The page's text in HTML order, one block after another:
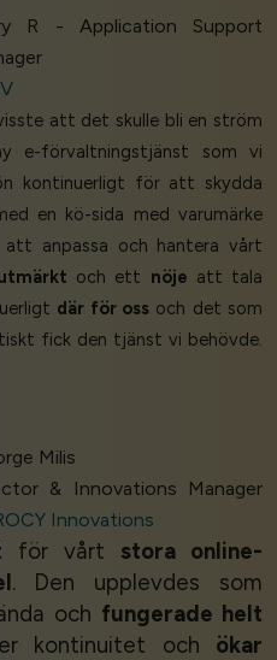
R - Application Support
att det skulle bli en ström
e-förvaltningstjänst som vi
kontinuerligt för att skydda
en kö-sida med varumärke
anpassa och hantera vårt
och ett nöje att tala
där för oss och det som
fick den tjänst vi behövde.
Milis
& Innovations Manager
Innovations
för vårt stora online-
. Den upplevdes som
och fungerade helt
kontinuitet och ökar